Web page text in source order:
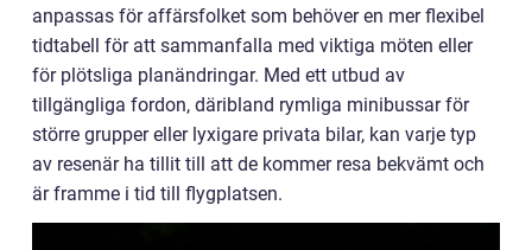
anpassas för affärsfolket som behöver en mer flexibel
tidtabell för att sammanfalla med viktiga möten eller
för plötsliga planändringar. Med ett utbud av
tillgängliga fordon, däribland rymliga minibussar för
större grupper eller lyxigare privata bilar, kan varje typ
av resenär ha tillit till att de kommer resa bekvämt och
är framme i tid till flygplatsen.